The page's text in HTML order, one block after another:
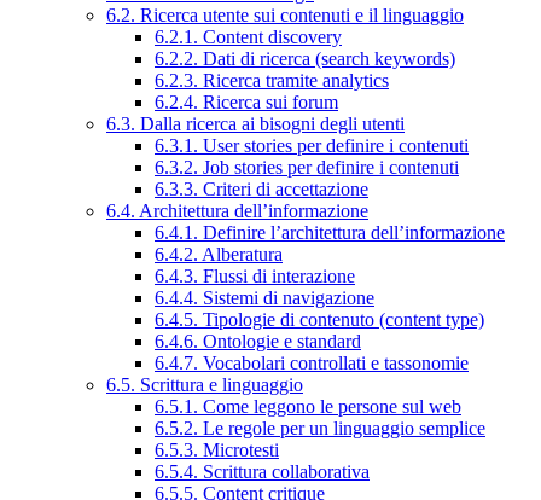
6.2. Ricerca utente sui contenuti e il linguaggio
6.2.1. Content discovery
6.2.2. Dati di ricerca (search keywords)
6.2.3. Ricerca tramite analytics
6.2.4. Ricerca sui forum
6.3. Dalla ricerca ai bisogni degli utenti
6.3.1. User stories per definire i contenuti
6.3.2. Job stories per definire i contenuti
6.3.3. Criteri di accettazione
6.4. Architettura dell’informazione
6.4.1. Definire l’architettura dell’informazione
6.4.2. Alberatura
6.4.3. Flussi di interazione
6.4.4. Sistemi di navigazione
6.4.5. Tipologie di contenuto (content type)
6.4.6. Ontologie e standard
6.4.7. Vocabolari controllati e tassonomie
6.5. Scrittura e linguaggio
6.5.1. Come leggono le persone sul web
6.5.2. Le regole per un linguaggio semplice
6.5.3. Microtesti
6.5.4. Scrittura collaborativa
6.5.5. Content critique